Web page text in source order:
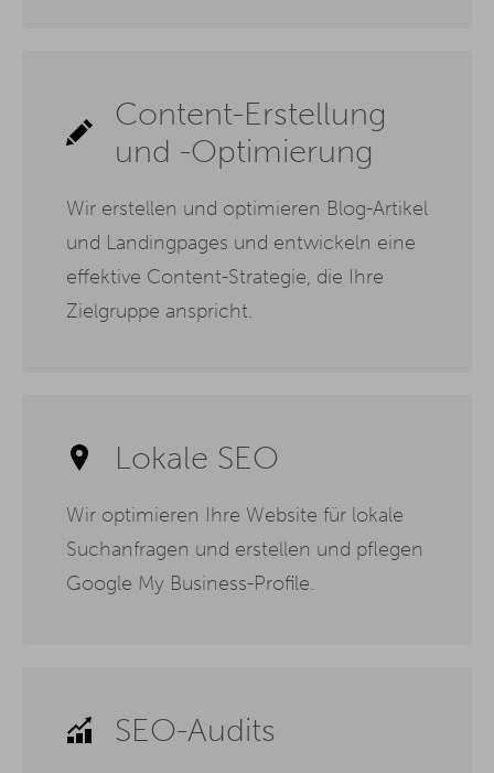
Content-Erstellung
und -Optimierung
Wir erstellen und optimieren Blog-Artikel
und Landingpages und entwickeln eine
effektive Content-Strategie, die Ihre
Zielgruppe anspricht.
Lokale SEO
Wir optimieren Ihre Website für lokale
Suchanfragen und erstellen und pflegen
Google My Business-Profile.
SEO-Audits